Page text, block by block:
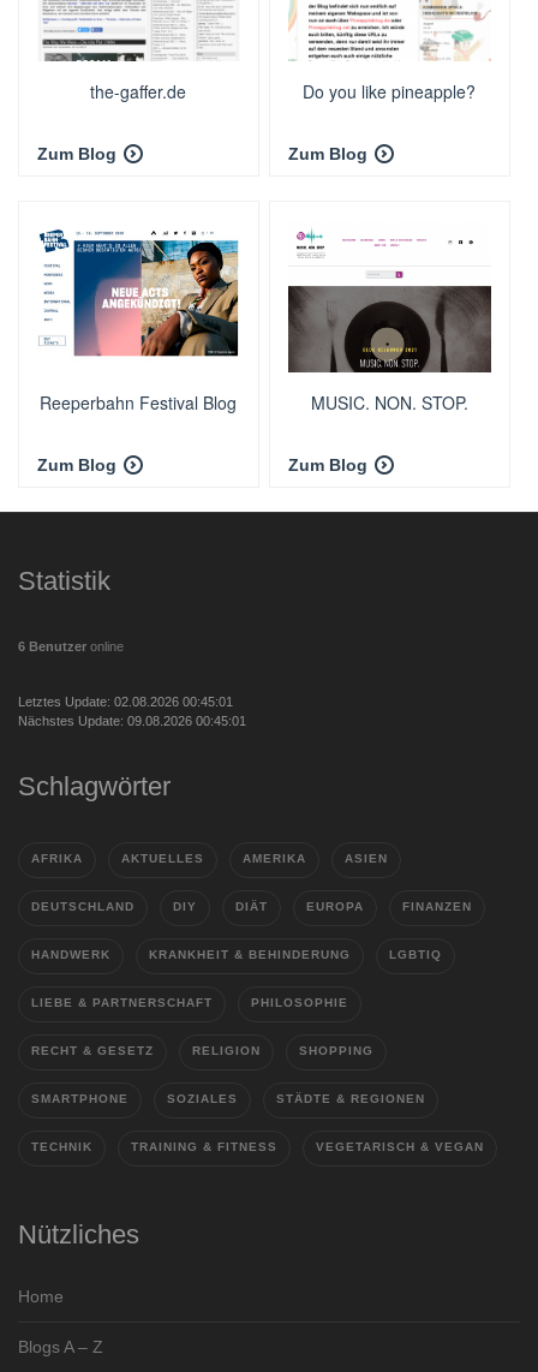
the-gaffer.de
Zum Blog
Do you like pineapple?
Zum Blog
Reeperbahn Festival Blog
Zum Blog
MUSIC. NON. STOP.
Zum Blog
Statistik
6 Benutzer online
Letztes Update: 02.08.2026 00:45:01
Nächstes Update: 09.08.2026 00:45:01
Schlagwörter
AFRIKA AKTUELLES AMERIKA ASIEN
DEUTSCHLAND DIY DIÄT EUROPA FINANZEN
HANDWERK KRANKHEIT & BEHINDERUNG LGBTIQ
LIEBE & PARTNERSCHAFT PHILOSOPHIE
RECHT & GESETZ RELIGION SHOPPING
SMARTPHONE SOZIALES STÄDTE & REGIONEN
TECHNIK TRAINING & FITNESS VEGETARISCH & VEGAN
Nützliches
Home
Blogs A – Z